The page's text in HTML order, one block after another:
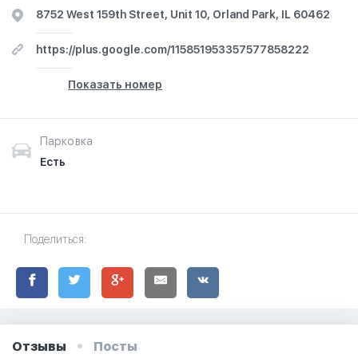
8752 West 159th Street, Unit 10, Orland Park, IL 60462
https://plus.google.com/115851953357577858222
Показать номер
Парковка
Есть
Поделиться:
Отзывы Посты